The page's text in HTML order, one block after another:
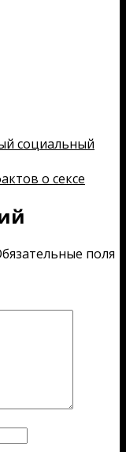
социальный
о сексе
поля